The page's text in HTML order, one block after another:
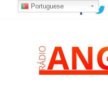
Portuguese